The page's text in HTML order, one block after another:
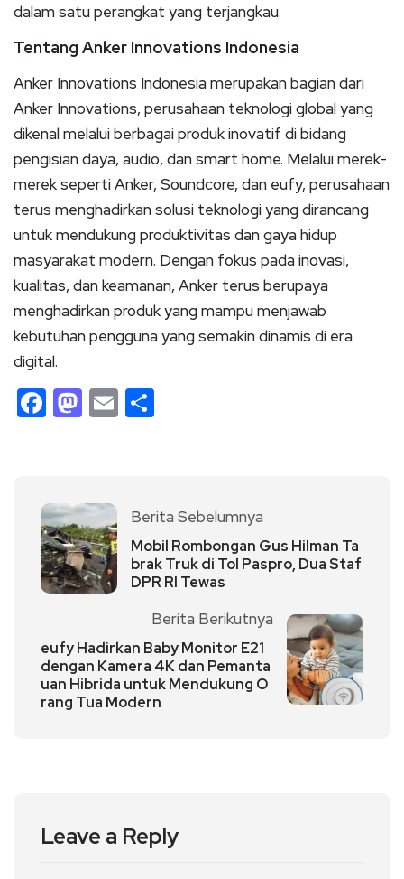
dalam satu perangkat yang terjangkau.
Tentang Anker Innovations Indonesia
Anker Innovations Indonesia merupakan bagian dari
Anker Innovations, perusahaan teknologi global yang
dikenal melalui berbagai produk inovatif di bidang
pengisian daya, audio, dan smart home. Melalui merek-
merek seperti Anker, Soundcore, dan eufy, perusahaan
terus menghadirkan solusi teknologi yang dirancang
untuk mendukung produktivitas dan gaya hidup
masyarakat modern. Dengan fokus pada inovasi,
kualitas, dan keamanan, Anker terus berupaya
menghadirkan produk yang mampu menjawab
kebutuhan pengguna yang semakin dinamis di era
digital.
Facebook
Mastodon
Email
Berita Sebelumnya
Mobil Rombongan Gus Hilman Ta
brak Truk di Tol Paspro, Dua Staf
DPR RI Tewas
Berita Berikutnya
eufy Hadirkan Baby Monitor E21
dengan Kamera 4K dan Pemanta
uan Hibrida untuk Mendukung O
rang Tua Modern
Leave a Reply